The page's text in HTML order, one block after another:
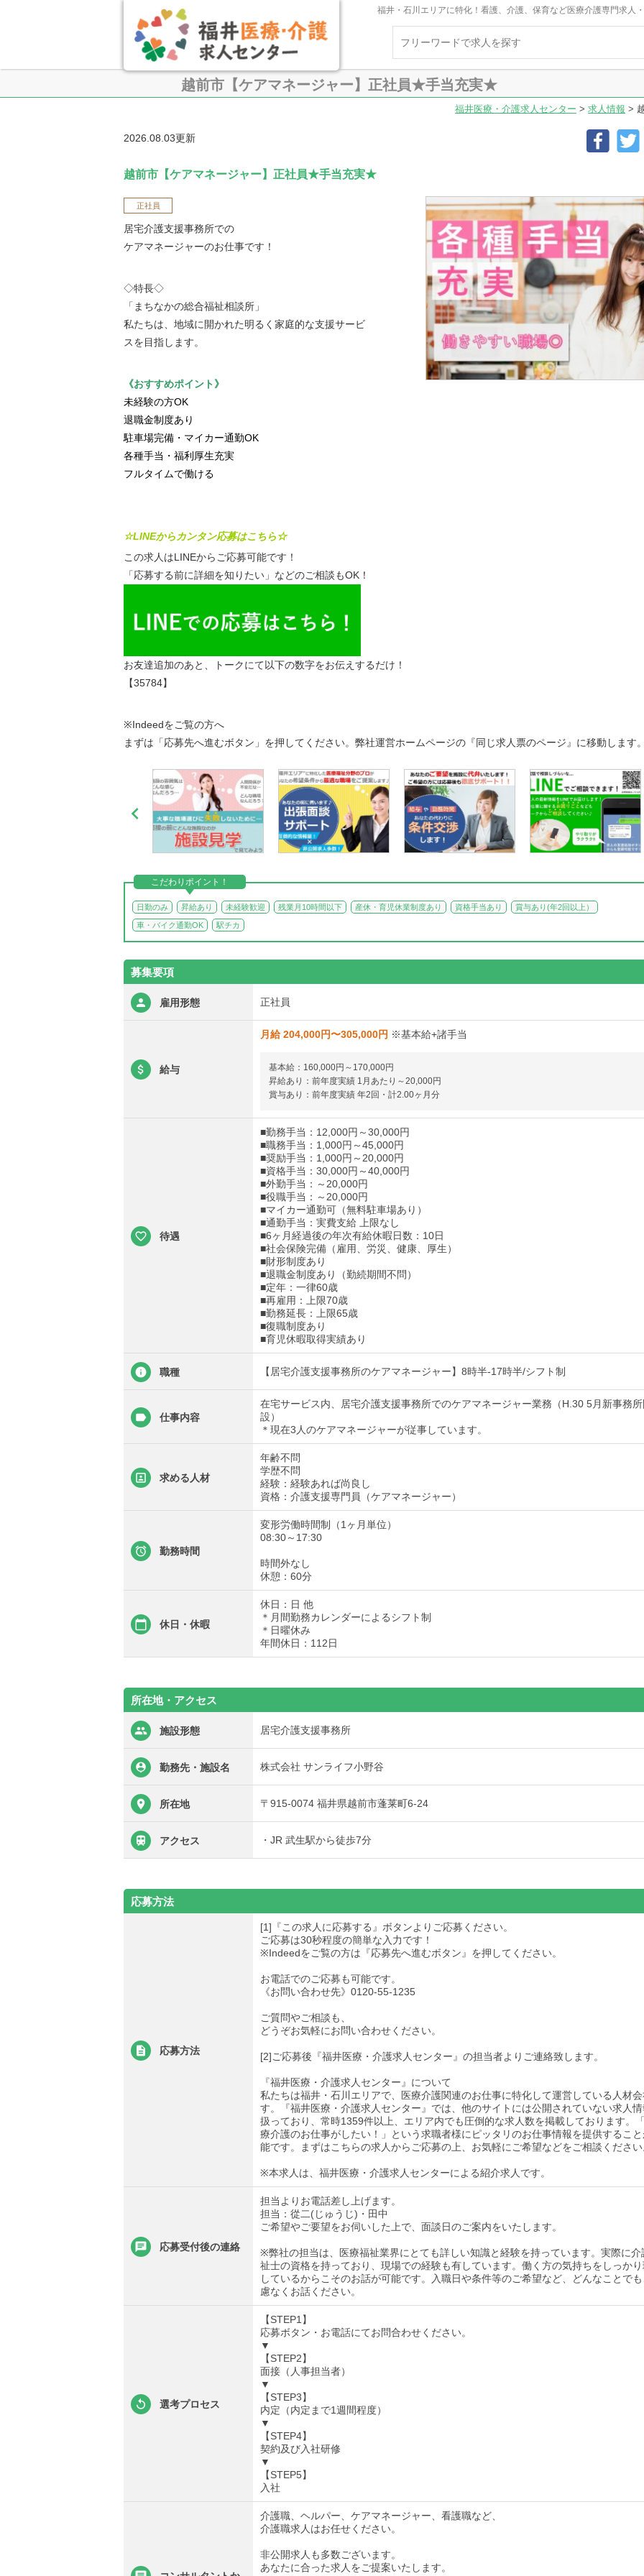
福井・石川エリアに特化！看護、介護、保育など医療介護専門求人
越前市【ケアマネージャー】正社員★手当充実★
福井医療・介護求人センター > 求人情報 >
2026.08.03更新
越前市【ケアマネージャー】正社員★手当充実★
正社員
居宅介護支援事務所での
ケアマネージャーのお仕事です！
◇特長◇
「まちなかの総合福祉相談所」
私たちは、地域に開かれた明るく家庭的な支援サービ
スを目指します。
《おすすめポイント》
未経験の方OK
退職金制度あり
駐車場完備・マイカー通勤OK
各種手当・福利厚生充実
フルタイムで働ける
☆LINEからカンタン応募はこちら☆
この求人はLINEからご応募可能です！
「応募する前に詳細を知りたい」などのご相談もOK！
お友達追加のあと、トークにて以下の数字をお伝えするだけ！
【35784】
※Indeedをご覧の方へ
まずは「応募先へ進むボタン」を押してください。弊社運営ホームページの『同じ求人票のページ』に移動します

こだわりポイント！
日勤のみ 昇給あり 未経験歓迎 残業月10時間以下 産休・育児休業制度あり 資格手当あり 賞与あり(年2回以上）
車・バイク通勤OK 駅チカ
募集要項
雇用形態 正社員
給与
月給 204,000円〜305,000円 ※基本給+諸手当
基本給：160,000円～170,000円
昇給あり：前年度実績 1月あたり～20,000円
賞与あり：前年度実績 年2回・計2.00ヶ月分
待遇
■勤務手当：12,000円～30,000円
■職務手当：1,000円～45,000円
■奨励手当：1,000円～20,000円
■資格手当：30,000円～40,000円
■外勤手当：～20,000円
■役職手当：～20,000円
■マイカー通勤可（無料駐車場あり）
■通勤手当：実費支給 上限なし
■6ヶ月経過後の年次有給休暇日数：10日
■社会保険完備（雇用、労災、健康、厚生）
■財形制度あり
■退職金制度あり（勤続期間不問）
■定年：一律60歳
■再雇用：上限70歳
■勤務延長：上限65歳
■復職制度あり
■育児休暇取得実績あり
職種 【居宅介護支援事務所のケアマネージャー】8時半-17時半/シフト制
仕事内容
在宅サービス内、居宅介護支援事務所でのケアマネージャー業務（H.30 5月新事務
設）
＊現在3人のケアマネージャーが従事しています。
求める人材
年齢不問
学歴不問
経験：経験あれば尚良し
資格：介護支援専門員（ケアマネージャー）
勤務時間
変形労働時間制（1ヶ月単位）
08:30～17:30
時間外なし
休憩：60分
休日・休暇
休日：日 他
＊月間勤務カレンダーによるシフト制
＊日曜休み
年間休日：112日
所在地・アクセス
施設形態 居宅介護支援事務所
勤務先・施設名 株式会社 サンライフ小野谷
所在地 〒915-0074 福井県越前市蓬莱町6-24
アクセス ・JR 武生駅から徒歩7分
応募方法
応募方法
[1]『この求人に応募する』ボタンよりご応募ください。
ご応募は30秒程度の簡単な入力です！
※Indeedをご覧の方は『応募先へ進むボタン』を押してください。
お電話でのご応募も可能です。
《お問い合わせ先》0120-55-1235
ご質問やご相談も、
どうぞお気軽にお問い合わせください。
[2]ご応募後『福井医療・介護求人センター』の担当者よりご連絡致します。
『福井医療・介護求人センター』について
私たちは福井・石川エリアで、医療介護関連のお仕事に特化して運営している人材
す。『福井医療・介護求人センター』では、他のサイトには公開されていない求人
扱っており、常時1359件以上、エリア内でも圧倒的な求人数を掲載しております。
療介護のお仕事がしたい！」という求職者様にピッタリのお仕事情報を提供するこ
能です。まずはこちらの求人からご応募の上、お気軽にご希望などをご相談くださ
※本求人は、福井医療・介護求人センターによる紹介求人です。
応募受付後の連絡
担当よりお電話差し上げます。
担当：從二(じゅうじ)・田中
ご希望やご要望をお伺いした上で、面談日のご案内をいたします。
※弊社の担当は、医療福祉業界にとても詳しい知識と経験を持っています。実際に介
祉士の資格を持っており、現場での経験も有しています。働く方の気持ちをしっか
しているからこそのお話が可能です。入職日や条件等のご希望など、どんなことで
慮なくお話ください。
選考プロセス
【STEP1】
応募ボタン・お電話にてお問合わせください。
▼
【STEP2】
面接（人事担当者）
▼
【STEP3】
内定（内定まで1週間程度）
▼
【STEP4】
契約及び入社研修
▼
【STEP5】
入社
介護職、ヘルパー、ケアマネージャー、看護職など、
介護職求人はお任せください。
非公開求人も多数ございます。
あなたに合った求人をご提案いたします。